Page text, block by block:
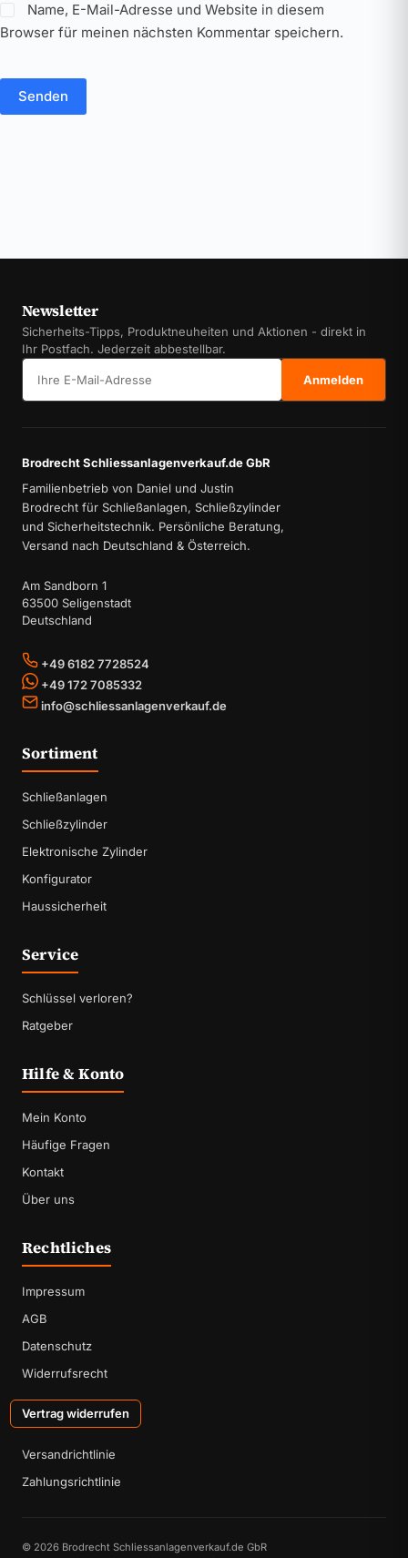
Name, E-Mail-Adresse und Website in diesem
Browser für meinen nächsten Kommentar speichern.
Senden
Newsletter
Sicherheits-Tipps, Produktneuheiten und Aktionen - direkt in
Ihr Postfach. Jederzeit abbestellbar.
Anmelden
Brodrecht Schliessanlagenverkauf.de GbR
Familienbetrieb von Daniel und Justin
Brodrecht für Schließanlagen, Schließzylinder
und Sicherheitstechnik. Persönliche Beratung,
Versand nach Deutschland & Österreich.
Am Sandborn 1
63500 Seligenstadt
Deutschland
+49 6182 7728524
+49 172 7085332
info@schliessanlagenverkauf.de
Sortiment
Schließanlagen
Schließzylinder
Elektronische Zylinder
Konfigurator
Haussicherheit
Service
Schlüssel verloren?
Ratgeber
Hilfe & Konto
Mein Konto
Häufige Fragen
Kontakt
Über uns
Rechtliches
Impressum
AGB
Datenschutz
Widerrufsrecht
Vertrag widerrufen
Versandrichtlinie
Zahlungsrichtlinie
© 2026 Brodrecht Schliessanlagenverkauf.de GbR